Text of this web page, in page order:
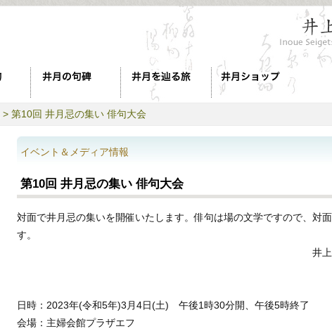
> 第10回 井月忌の集い 俳句大会
イベント＆メディア情報
第10回 井月忌の集い 俳句大会
対面で井月忌の集いを開催いたします。俳句は場の文学ですので、対
す。
井
日時：2023年(令和5年)3月4日(土) 午後1時30分開、午後5時終了
会場：主婦会館プラザエフ